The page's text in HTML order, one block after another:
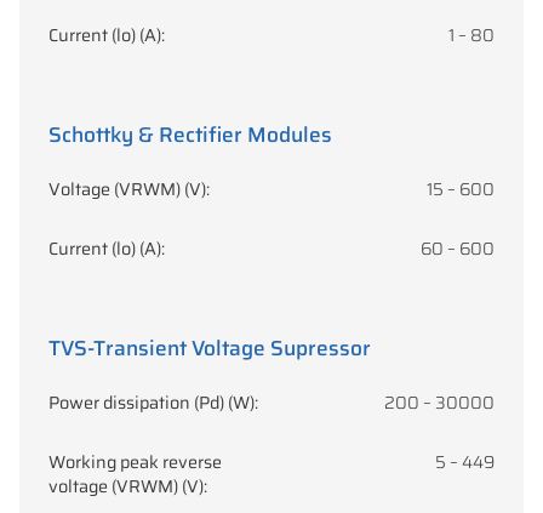
Current (lo) (A): 1 – 80
Schottky & Rectifier Modules
Voltage (VRWM) (V): 15 – 600
Current (lo) (A): 60 – 600
TVS-Transient Voltage Supressor
Power dissipation (Pd) (W): 200 – 30000
Working peak reverse
voltage (VRWM) (V):
5 – 449